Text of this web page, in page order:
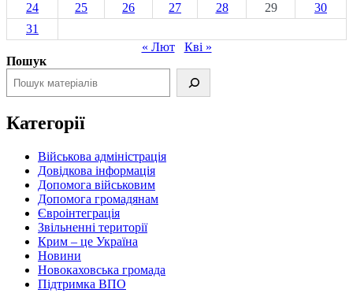
24
25 26 27 28 29
30
31
« Лют
Кві »
Пошук
Категорії
Військова адміністрація
Довідкова інформація
Допомога військовим
Допомога громадянам
Євроінтеграція
Звільненні території
Крим – це Україна
Новини
Новокаховська громада
Підтримка ВПО